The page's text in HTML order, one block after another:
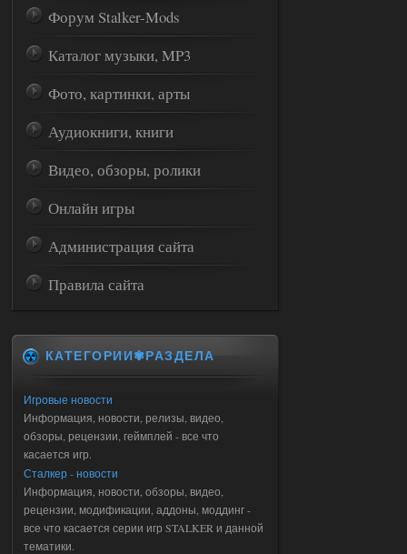
Форум Stalker-Mods
Каталог музыки, MP3
Фото, картинки, арты
Аудиокниги, книги
Видео, обзоры, ролики
Онлайн игры
Администрация сайта
Правила сайта
КАТЕГОРИИ✾РАЗДЕЛА
Игровые новости
Информация, новости, релизы, видео,
обзоры, рецензии, геймплей - все что
касается игр.
Сталкер - новости
Информация, новости, обзоры, видео,
рецензии, модификации, аддоны, моддинг -
все что касается серии игр STALKER и данной
тематики.